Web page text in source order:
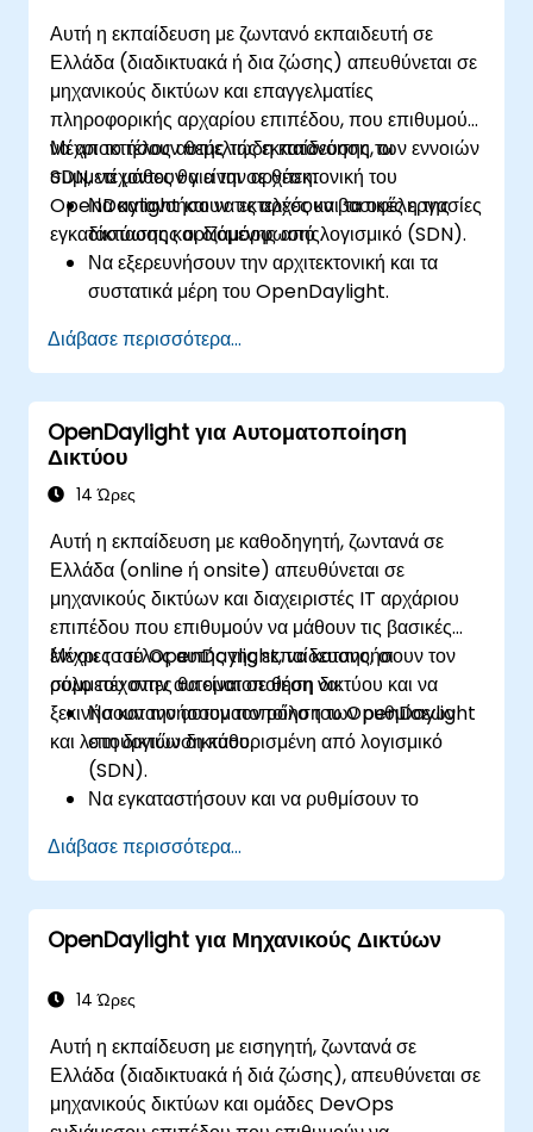
Αυτή η εκπαίδευση με ζωντανό εκπαιδευτή σε
Ελλάδα (διαδικτυακά ή δια ζώσης) απευθύνεται σε
μηχανικούς δικτύων και επαγγελματίες
πληροφορικής αρχαρίου επιπέδου, που επιθυμούν
να αποκτήσουν θεμελιώδη κατανόηση των εννοιών
SDN, να μάθουν για την αρχιτεκτονική του
OpenDaylight και να εκτελέσουν βασικές εργασίες
εγκατάστασης και διαμόρφωσης.
Μέχρι το τέλος αυτής της εκπαίδευσης, οι
συμμετέχοντες θα είναι σε θέση:
Να κατανοήσουν τις αρχές και τα οφέλη της
δικτύωσης οριζόμενης από λογισμικό (SDN).
Να εξερευνήσουν την αρχιτεκτονική και τα
συστατικά μέρη του OpenDaylight.
OpenDaylight σε ένα σύστημα Linux.
Να ενσωματώσουν το OpenDaylight με
συσκευές δικτύου.
Να εκτελέσουν βασικές λειτουργίες και εντολές
του OpenDaylight.
Διάβασε περισσότερα...
OpenDaylight για Αυτοματοποίηση
Δικτύου
14 Ώρες
Αυτή η εκπαίδευση με καθοδηγητή, ζωντανά σε
Ελλάδα (online ή onsite) απευθύνεται σε
μηχανικούς δικτύων και διαχειριστές IT αρχάριου
επιπέδου που επιθυμούν να μάθουν τις βασικές
έννοιες του OpenDaylight, να κατανοήσουν τον
ρόλο του στην αυτοματοποίηση δικτύου και να
ξεκινήσουν την αυτοματοποίηση των ρυθμίσεων
και λειτουργιών δικτύου.
Μέχρι το τέλος αυτής της εκπαίδευσης, οι
συμμετέχοντες θα είναι σε θέση να:
Να κατανοήσουν τον ρόλο του OpenDaylight
στη δικτύωση καθορισμένη από λογισμικό
(SDN).
Να εγκαταστήσουν και να ρυθμίσουν το
Linux.
Να εξερευνήσουν την αρχιτεκτονική και τα
βασικά χαρακτηριστικά του OpenDaylight.
Να δημιουργήσουν βασικές
χρησιμοποιώντας το OpenDaylight.
δίκτυα χρησιμοποιώντας ελεγκτές
OpenDaylight.
Διάβασε περισσότερα...
OpenDaylight για Μηχανικούς Δικτύων
14 Ώρες
Αυτή η εκπαίδευση με εισηγητή, ζωντανά σε
Ελλάδα (διαδικτυακά ή διά ζώσης), απευθύνεται σε
μηχανικούς δικτύων και ομάδες DevOps